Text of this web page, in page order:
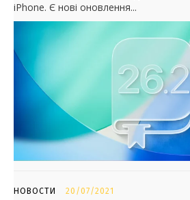
iPhone. Є нові оновлення...
НОВОСТИ 20/07/2021